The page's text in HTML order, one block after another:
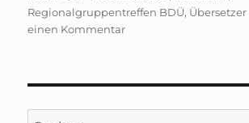
am
Regionalgruppentreffen BDÜ, Übersetzer
einen Kommentarzu
des
Suchen